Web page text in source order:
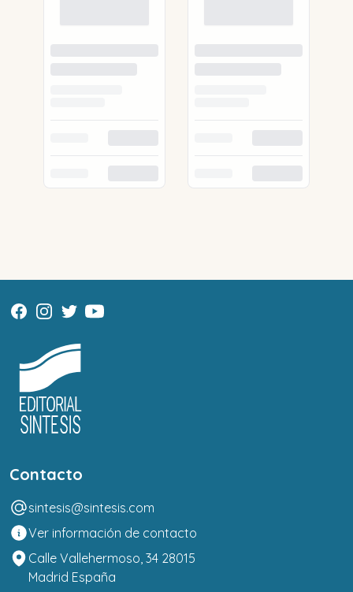
Contacto
sintesis@sintesis.com
Ver información de contacto
Calle Vallehermoso, 34 28015
Madrid España